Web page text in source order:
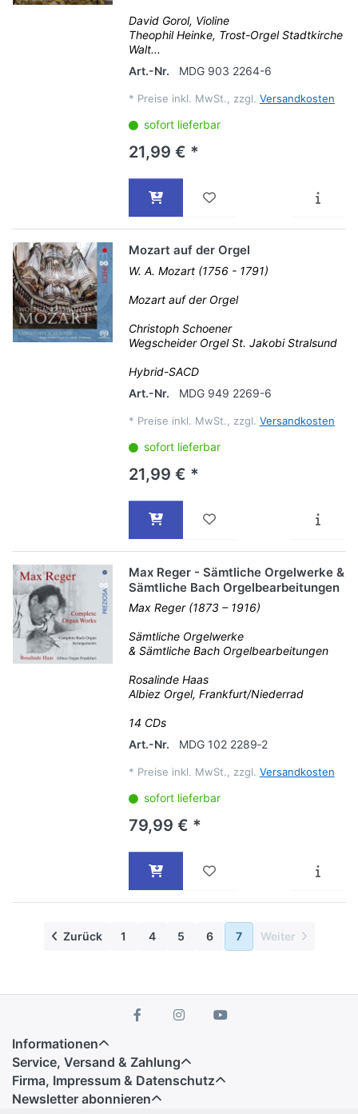
David Gorol, Violine
Theophil Heinke, Trost-Orgel Stadtkirche
Walt...
Art.-Nr.
MDG 903 2264-6
* Preise inkl. MwSt., zzgl. Versandkosten
sofort lieferbar
21,99 € *
Mozart auf der Orgel
W. A. Mozart (1756 - 1791)
Mozart auf der Orgel
Christoph Schoener
Wegscheider Orgel St. Jakobi Stralsund
Hybrid-SACD
Art.-Nr.
MDG 949 2269-6
* Preise inkl. MwSt., zzgl. Versandkosten
sofort lieferbar
21,99 € *
Max Reger - Sämtliche Orgelwerke &
Sämtliche Bach Orgelbearbeitungen
Max Reger (1873 – 1916)
Sämtliche Orgelwerke
& Sämtliche Bach Orgelbearbeitungen
Rosalinde Haas
Albiez Orgel, Frankfurt/Niederrad
14 CDs
Art.-Nr.
MDG 102 2289‐2
* Preise inkl. MwSt., zzgl. Versandkosten
sofort lieferbar
79,99 € *
Zurück 1 4 5 6 7 Weiter
Informationen
Service, Versand & Zahlung
Firma, Impressum & Datenschutz
Newsletter abonnieren